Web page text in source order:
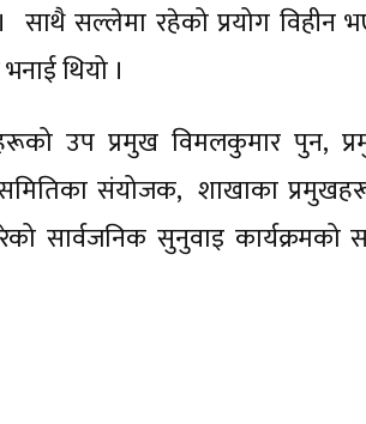
साथै सल्लेमा रहेको प्रयोग विहीन
थियो ।
उप प्रमुख विमलकुमार पुन,
संयोजक, शाखाका
सार्वजनिक सुनुवाइ कार्यक्रमको